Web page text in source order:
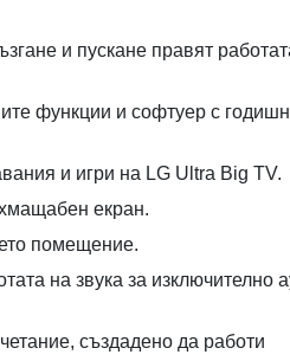
и пускане правят
функции и софтуер с
и игри на LG Ultra Big TV.
екран.
помещение.
на звука за изключително
създадено да работи